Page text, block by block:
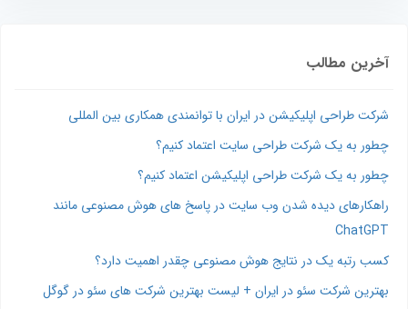
آخرین مطالب
شرکت طراحی اپلیکیشن در ایران با توانمندی همکاری بین المللی
چطور به یک شرکت طراحی سایت اعتماد کنیم؟
چطور به یک شرکت طراحی اپلیکیشن اعتماد کنیم؟
راهکارهای دیده شدن وب‌ سایت در پاسخ‌ های هوش مصنوعی مانند
ChatGPT
کسب رتبه یک در نتایج هوش مصنوعی چقدر اهمیت دارد؟
بهترین شرکت سئو در ایران + لیست بهترین شرکت های سئو در گوگل